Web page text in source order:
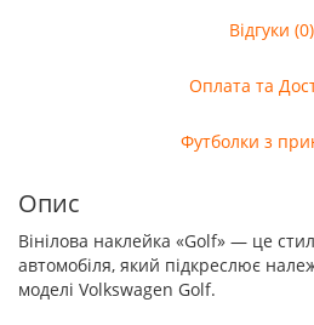
Відгуки (0)
Оплата та
Футболки з
Опис
Вінілова наклейка «Golf» — це
автомобіля, який підкреслює
моделі Volkswagen Golf.